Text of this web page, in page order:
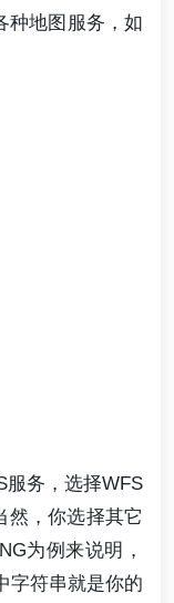
种地图服务，如
务，选择WFS
，你选择其它
为例来说明，
字符串就是你的